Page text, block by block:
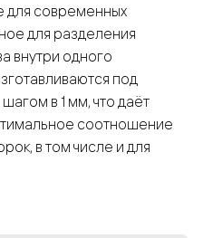
для современных
для разделения
внутри одного
под
в 1 мм, что даёт
соотношение
в том числе и для